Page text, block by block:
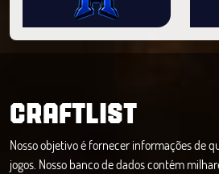
CRAFTLIST
Nosso objetivo é fornecer informações de
jogos. Nosso banco de dados contém